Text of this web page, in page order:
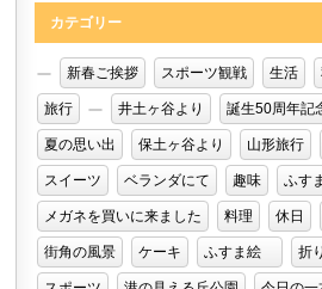
カテゴリー
新春ご挨拶 スポーツ観戦 生活
旅行 井土ヶ谷より 誕生50周年記
夏の思い出 保土ヶ谷より 山形旅行
スイーツ ベランダにて 趣味 ふす
メガネを買いに来ました 料理 休日
街角の風景 ケーキ ふすま絵 折